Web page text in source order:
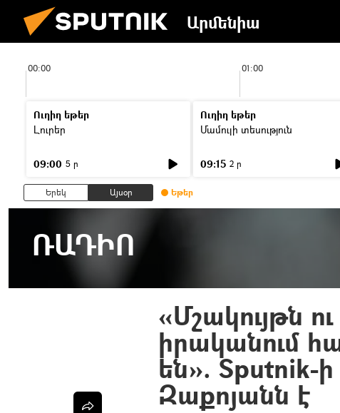
Արմենիա
00:00 01:00
Ուղիղ եթեր
Լուրեր
09:00 5 ր
Ուղիղ եթեր
Մամուլի տեսություն
09:15 2 ր
Երեկ Այսօր Եթեր
ՌԱԴԻՈ
«Մշակույթն
իրականում
են». Sputnik-
Զաքոյանն է